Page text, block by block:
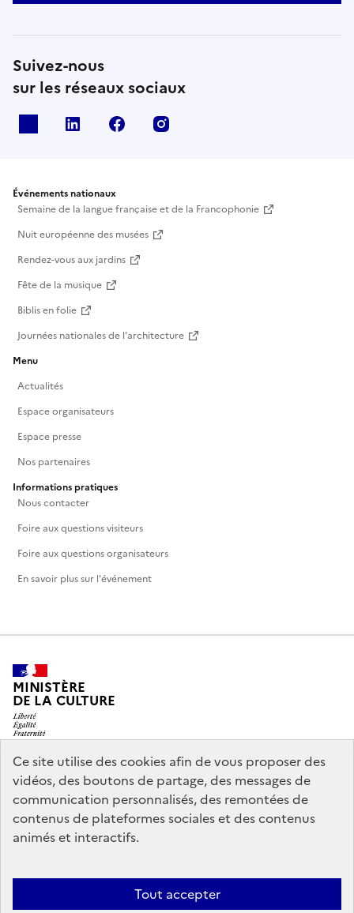
Ce site utilise des cookies afin de vous proposer des
vidéos, des boutons de partage, des messages de
communication personnalisés, des remontées de
contenus de plateformes sociales et des contenus
animés et interactifs.
Tout accepter
Suivez-nous
sur les réseaux sociaux
Linkedin Facebook
Événements nationaux
Semaine de la langue française et de la Francophonie
Nuit européenne des musées
Rendez-vous aux jardins
Fête de la musique
Biblis en folie
Journées nationales de l'architecture
Menu
Actualités
Espace organisateurs
Espace presse
Nos partenaires
Informations pratiques
Nous contacter
Foire aux questions visiteurs
Foire aux questions organisateurs
En savoir plus sur l'événement
MINISTÈRE
DE LA CULTURE
legifrance.gouv.fr
info.gouv.fr
service-public.gouv.fr
data.gouv.fr
Mentions légales